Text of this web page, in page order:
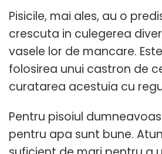
Pisicile, mai ales, au o
crescuta in culegerea
vasele lor de mancare.
folosirea unui castron de
curatarea acestuia cu
Pentru pisoiul
pentru apa sunt bune.